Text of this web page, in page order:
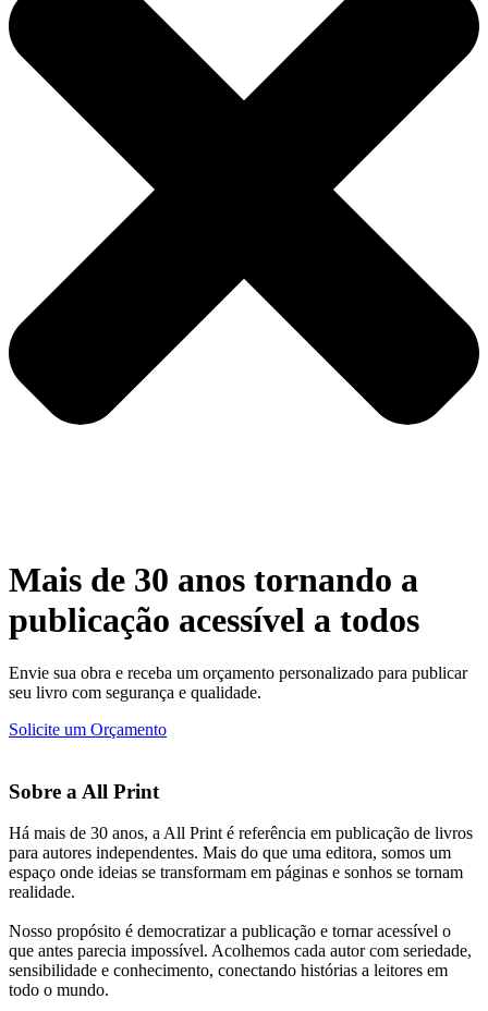
Mais de 30 anos tornando a
publicação acessível a todos
Envie sua obra e receba um orçamento personalizado para publicar
seu livro com segurança e qualidade.
Solicite um Orçamento
Sobre a All Print
Há mais de 30 anos, a All Print é referência em publicação de livros
para autores independentes. Mais do que uma editora, somos um
espaço onde ideias se transformam em páginas e sonhos se tornam
realidade.
Nosso propósito é democratizar a publicação e tornar acessível o
que antes parecia impossível. Acolhemos cada autor com seriedade,
sensibilidade e conhecimento, conectando histórias a leitores em
todo o mundo.